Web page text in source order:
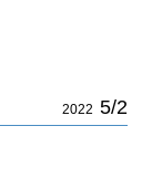
2022 5/2